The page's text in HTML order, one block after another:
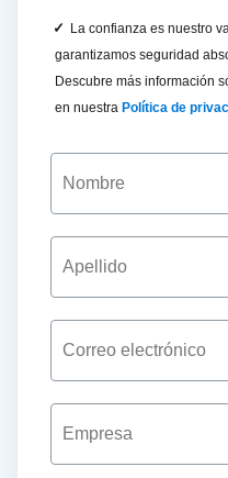
✓
La confianza es nuestro
garantizamos seguridad
Descubre más información
en nuestra Política de